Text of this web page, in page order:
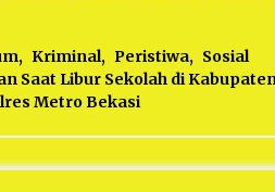
, Kriminal, Peristiwa, Sosial
Saat Libur Sekolah di
Metro Bekasi